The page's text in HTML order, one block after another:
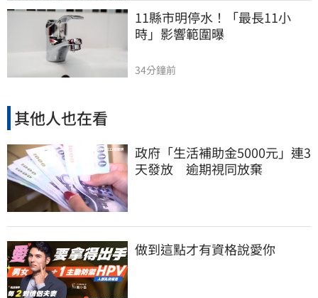
11縣市明停水！「最長11小
時」影響範圍曝
34分鐘前
其他人也在看
政府「生活補助金5000元」連3
天發放 逾期視同放棄
做到這點才有資格說愛你